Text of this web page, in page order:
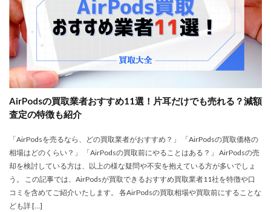
AirPodsの買取業者おすすめ11選！片耳だけでも売れる？減額
査定の特徴も紹介
「AirPodsを売るなら、どの買取業者がおすすめ？」 「AirPodsの買取価格の
相場はどのくらい？」 「AirPodsの買取前にやることはある？」 AirPodsの売
却を検討している方は、以上の様な疑問や不安を抱えている方が多いでしょ
う。 この記事では、AirPodsが買取できるおすすめ買取業者11社を特徴や口
コミを含めてご紹介いたします。 各AirPodsの買取相場や買取前にすることな
ども詳 […]